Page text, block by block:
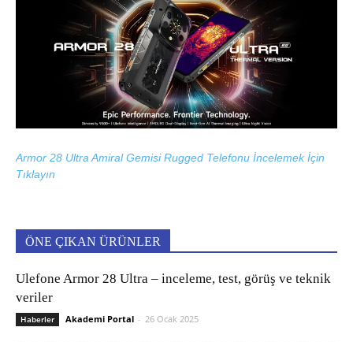
Armor 28 Ultra Amiral Gemisi Rugged Telefonu İncelemek İçin
Tıklayın
ÖNE ÇIKAN ÜRÜNLER
Ulefone Armor 28 Ultra – inceleme, test, görüş ve teknik
veriler
Haberler Akademi Portal - 26 Ocak 2025